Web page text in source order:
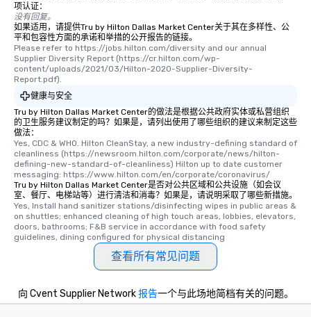
项认证：
没有回复。
如果适用，请提供Tru by Hilton Dallas Market Center关于其在多样性、公
平和包容性方面的承诺和举措的公开报告的链接。
Please refer to https://jobs.hilton.com/diversity and our annual
Supplier Diversity Report (https://cr.hilton.com/wp-
content/uploads/2021/03/Hilton-2020-Supplier-Diversity-
Report.pdf).
健康与安全
Tru by Hilton Dallas Market Center的做法是根据公共政府实体或私营组织
的卫生服务建议制定的吗？如果是，请列出使用了哪些组织的建议来制定这些
做法：
Yes, CDC & WHO. Hilton CleanStay, a new industry-defining standard of
cleanliness (https://newsroom.hilton.com/corporate/news/hilton-
defining-new-standard-of-cleanliness) Hilton up to date customer
messaging: https://www.hilton.com/en/corporate/coronavirus/
Tru by Hilton Dallas Market Center是否对公共区域和公共设施（如会议
室、餐厅、电梯站等）进行清洁和消毒？如果是，请说明采取了哪些新措施。
Yes, Install hand sanitizer stations/disinfecting wipes in public areas &
on shuttles; enhanced cleaning of high touch areas, lobbies, elevators,
doors, bathrooms; F&B service in accordance with food safety
guidelines, dining configured for physical distancing
查看所有常见问题
向 Cvent Supplier Network报告一个与此场地简档有关的问题。